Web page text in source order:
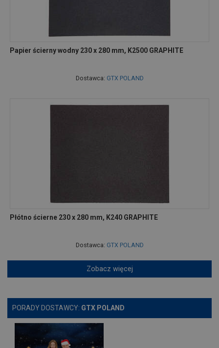
Papier ścierny wodny 230 x 280 mm, K2500 GRAPHITE
Dostawca: GTX POLAND
Płótno ścierne 230 x 280 mm, K240 GRAPHITE
Dostawca: GTX POLAND
Zobacz więcej
PORADY DOSTAWCY: GTX POLAND